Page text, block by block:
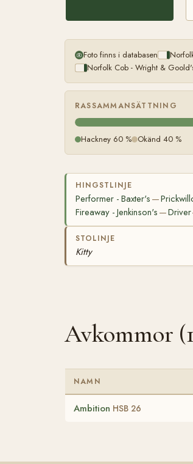
Foto finns i databasen
Norfolk Cob - Wright &
RASSAMMANSÄTTNING
Hackney 60 % Okänd 40 %
HINGSTLINJE
Performer - Baxter's —
Fireaway - Jenkinson's —Driver
STOLINJE
Kitty
Avkommor
NAMN
Ambition HSB 26